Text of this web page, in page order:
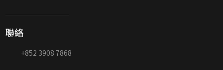
聯絡
+852 3908 7868